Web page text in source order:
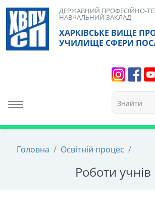
Skip
content
ХАРКІВСЬКЕ ВИЩЕ
УЧИЛИЩЕ СФЕРИ
ДЕРЖАВНИЙ ПРОФЕСІЙНО-
НАВЧАЛЬНИЙ ЗАКЛАД
Toggle navigation
Головна / Освітній процес /
Роботи учнів